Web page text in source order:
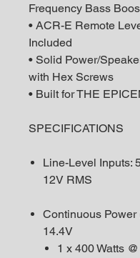
Frequency Bass
• ACR-E Remote
Included
• Solid Power/
with Hex Screws
• Built for THE
SPECIFICATIONS
Line-Level Inputs:
12V RMS
Continuous Power
14.4V
1 x 400 Watts